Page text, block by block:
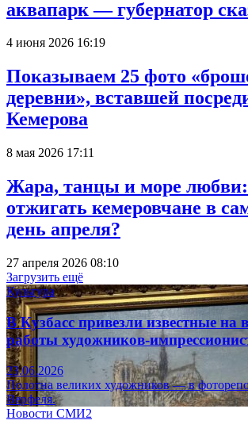
аквапарк — губернатор
4 июня 2026 16:19
Показываем 25 фото
деревни», вставшей
Кемерова
8 мая 2026 17:11
Жара, танцы и море любви:
отжигать кемеровчане в
день апреля?
27 апреля 2026 08:10
Загрузить ещё
Культура
В Кузбасс привезли известные на
работы художников-
23.06.2026
Полотна великих художников — в
Верфеля.
Новости СМИ2